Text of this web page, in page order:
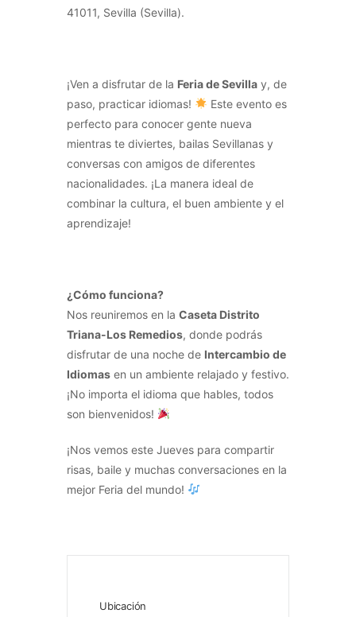
41011, Sevilla (Sevilla).
¡Ven a disfrutar de la Feria de Sevilla y, de
paso, practicar idiomas!
Este evento es
perfecto para conocer gente nueva
mientras te diviertes, bailas Sevillanas y
conversas con amigos de diferentes
nacionalidades. ¡La manera ideal de
combinar la cultura, el buen ambiente y el
aprendizaje!
¿Cómo funciona?
Nos reuniremos en la Caseta Distrito
Triana-Los Remedios, donde podrás
disfrutar de una noche de Intercambio de
Idiomas en un ambiente relajado y festivo.
¡No importa el idioma que hables, todos
son bienvenidos!
¡Nos vemos este Jueves para compartir
risas, baile y muchas conversaciones en la
mejor Feria del mundo!
Ubicación